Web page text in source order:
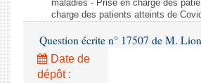
maladies - Prise en charge des
charge des patients atteints de
Question écrite n° 17507 de M.
Date de
dépôt :